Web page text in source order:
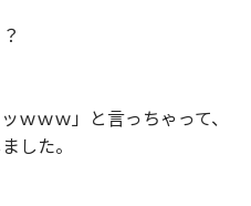
ｗｗｗ」と言っちゃって、
した。